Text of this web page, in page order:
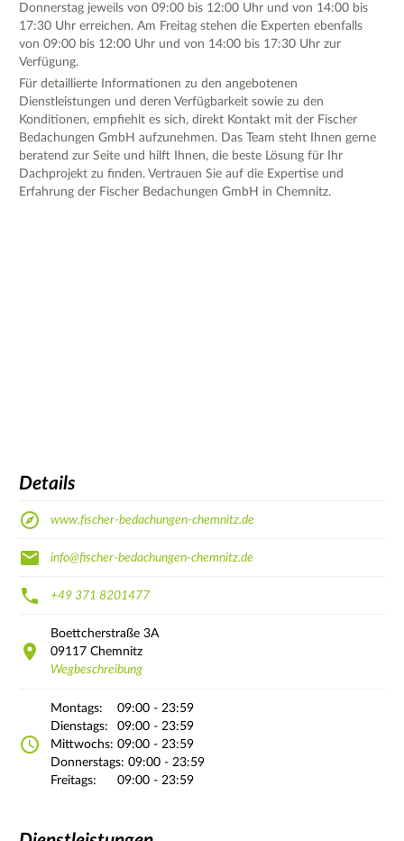
Donnerstag jeweils von 09:00 bis 12:00 Uhr und von 14:00 bis
17:30 Uhr erreichen. Am Freitag stehen die Experten ebenfalls
von 09:00 bis 12:00 Uhr und von 14:00 bis 17:30 Uhr zur
Verfügung.
Für detaillierte Informationen zu den angebotenen
Dienstleistungen und deren Verfügbarkeit sowie zu den
Konditionen, empfiehlt es sich, direkt Kontakt mit der Fischer
Bedachungen GmbH aufzunehmen. Das Team steht Ihnen gerne
beratend zur Seite und hilft Ihnen, die beste Lösung für Ihr
Dachprojekt zu finden. Vertrauen Sie auf die Expertise und
Erfahrung der Fischer Bedachungen GmbH in Chemnitz.
Details
www.fischer-bedachungen-chemnitz.de
info@fischer-bedachungen-chemnitz.de
+49 371 8201477
Boettcherstraße 3A
09117 Chemnitz
Wegbeschreibung
Montags:
09:00 - 23:59
Dienstags:
09:00 - 23:59
Mittwochs: 09:00 - 23:59
Donnerstags: 09:00 - 23:59
Freitags:
09:00 - 23:59